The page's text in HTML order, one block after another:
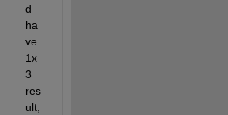
d
ha
ve
1x
3
res
ult,